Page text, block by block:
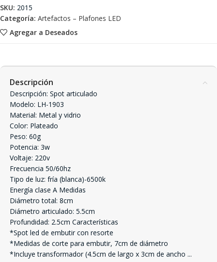
Agregar a Deseados
SKU: 2015
Categoría: Artefactos – Plafones LED
Descripción
Descripción: Spot articulado
Modelo: LH-1903
Material: Metal y vidrio
Color: Plateado
Peso: 60g
Potencia: 3w
Voltaje: 220v
Frecuencia 50/60hz
Tipo de luz: fría (blanca)-6500k
Energía clase A Medidas
Diámetro total: 8cm
Diámetro articulado: 5.5cm
Profundidad: 2.5cm Características
*Spot led de embutir con resorte
*Medidas de corte para embutir, 7cm de diámetro
*Incluye transformador (4.5cm de largo x 3cm de ancho ...